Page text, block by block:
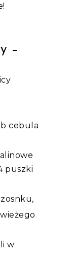
–
cebula
puszki
w